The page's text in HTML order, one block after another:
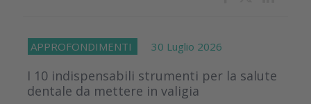
APPROFONDIMENTI 30 Luglio 2026
I 10 indispensabili strumenti per la salute
dentale da mettere in valigia